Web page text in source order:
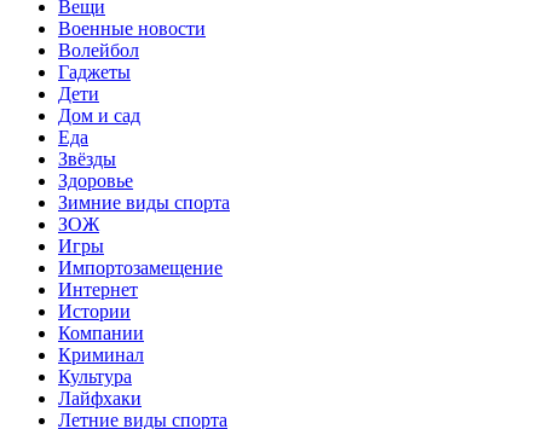
Вещи
Военные новости
Волейбол
Гаджеты
Дети
Дом и сад
Еда
Звёзды
Здоровье
Зимние виды спорта
ЗОЖ
Игры
Импортозамещение
Интернет
Истории
Компании
Криминал
Культура
Лайфхаки
Летние виды спорта